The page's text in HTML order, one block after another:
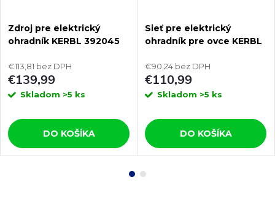
Zdroj pre elektrický
ohradník KERBL 392045
1500
€113,81 bez DPH
€139,99
Skladom >5 ks
DO KOŠÍKA
Sieť pre elektrický
ohradník pre ovce KERBL
50 m / 2 hroty, zelená
€90,24 bez DPH
€110,99
Skladom >5 ks
DO KOŠÍKA